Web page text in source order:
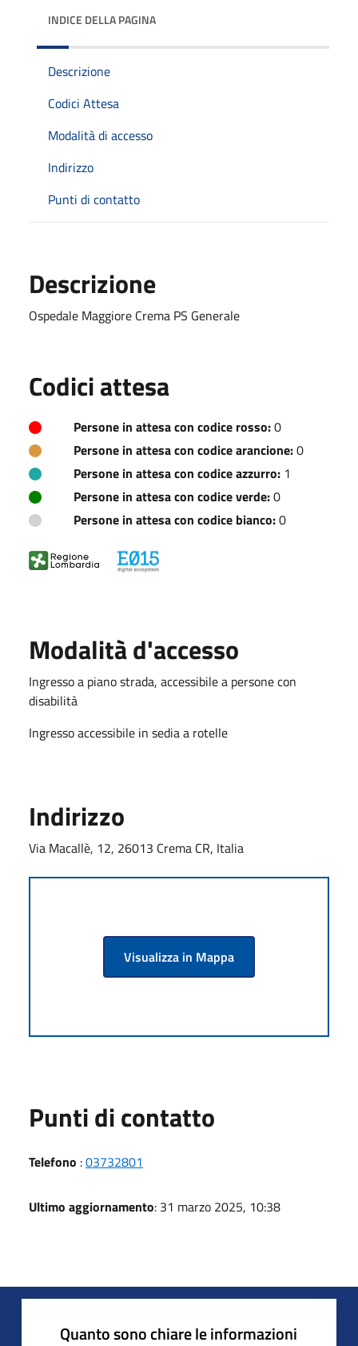
INDICE DELLA PAGINA
Descrizione
Codici Attesa
Modalità di accesso
Indirizzo
Punti di contatto
Descrizione
Ospedale Maggiore Crema PS Generale
Codici attesa
Persone in attesa con codice rosso:0
Persone in attesa con codice arancione:0
Persone in attesa con codice azzurro: 1
Persone in attesa con codice verde:0
Persone in attesa con codice bianco:0
Modalità d'accesso
Ingresso a piano strada, accessibile a persone con
disabilità
Ingresso accessibile in sedia a rotelle
Indirizzo
Via Macallè, 12, 26013 Crema CR, Italia
Visualizza in Mappa
Punti di contatto
Telefono :03732801
Ultimo aggiornamento: 31 marzo 2025, 10:38
Quanto sono chiare le informazioni